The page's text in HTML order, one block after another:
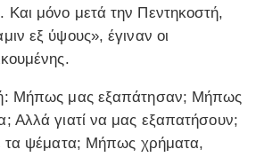
μόνο μετά την Πεντηκοστή,
εξ ύψους», έγιναν οι
Μήπως μας εξαπάτησαν; Μήπως
Αλλά γιατί να μας εξαπατήσουν;
τα ψέματα; Μήπως χρήματα,